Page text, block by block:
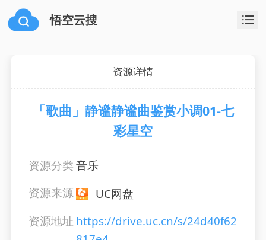
悟空云搜
资源详情
「歌曲」静谧静谧曲鉴赏小调01-七
彩星空
资源分类音乐
资源来源
UC网盘
资源地址 https://drive.uc.cn/s/24d40f62